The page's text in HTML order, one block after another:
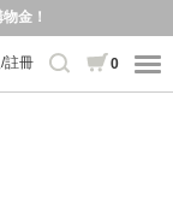
金！
註冊 0